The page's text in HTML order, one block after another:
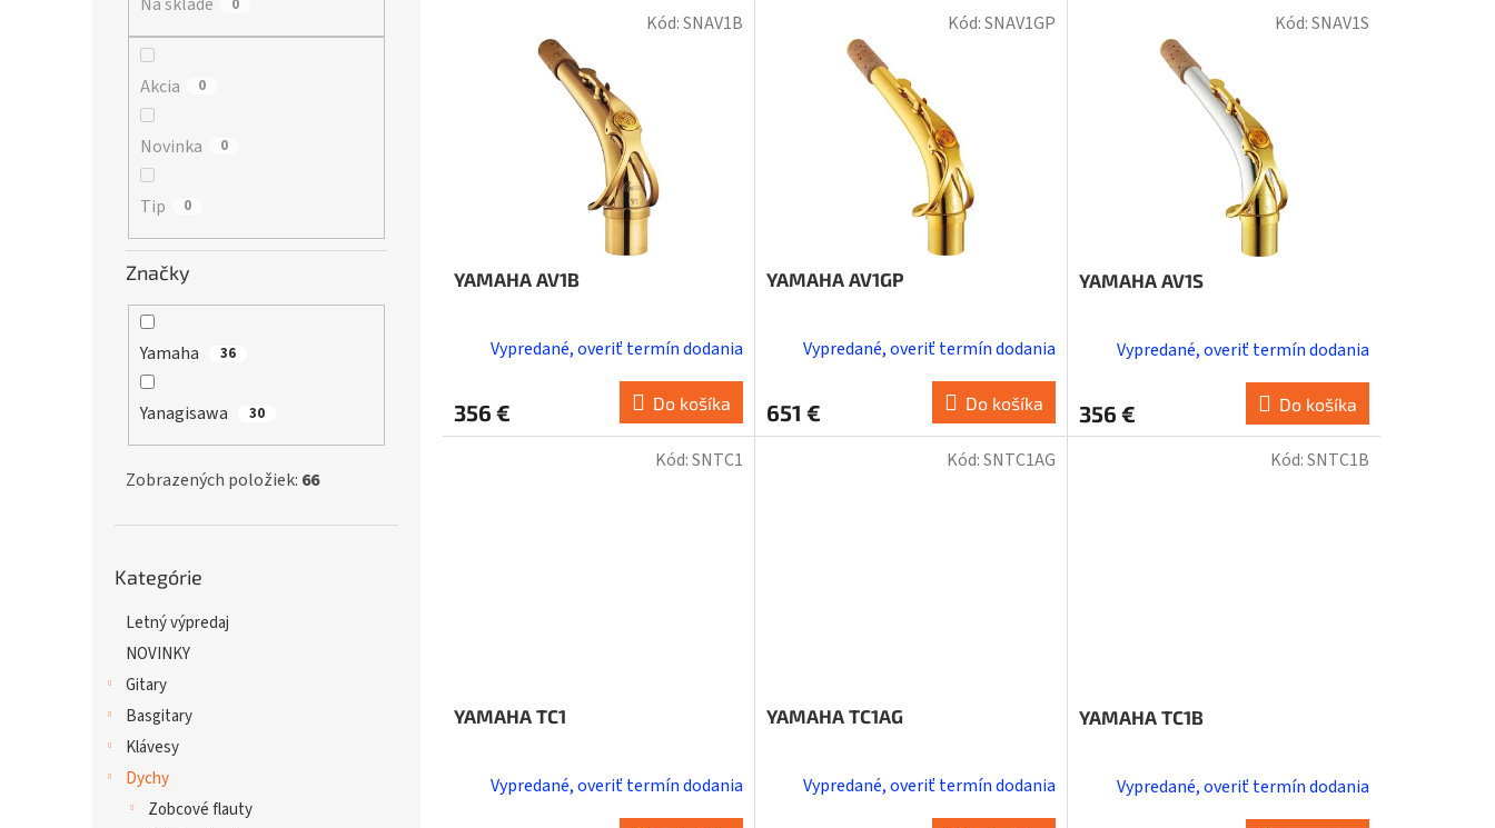
0
Akcia 0
Novinka 0
Tip 0
Značky
Yamaha 36
Yanagisawa 30
Zobrazených položiek: 66
kategórie
Kategórie
Letný výpredaj
NOVINKY
Gitary
Basgitary
Klávesy
Dychy
Zobcové flauty
YAMAHA AV1B
Vypredané, overiť termín dodania
356 € Do košíka
Kód:SNAV1B
YAMAHA AV1GP
Vypredané, overiť termín dodania
651 € Do košíka
Kód:SNAV1GP
YAMAHA AV1S
Vypredané, overiť termín dodania
356 € Do košíka
Kód:SNAV1S
YAMAHA TC1
Vypredané, overiť termín dodania
Kód:SNTC1
YAMAHA TC1AG
Vypredané, overiť termín dodania
Kód:SNTC1AG
YAMAHA TC1B
Vypredané, overiť termín dodania
Kód:SNTC1B